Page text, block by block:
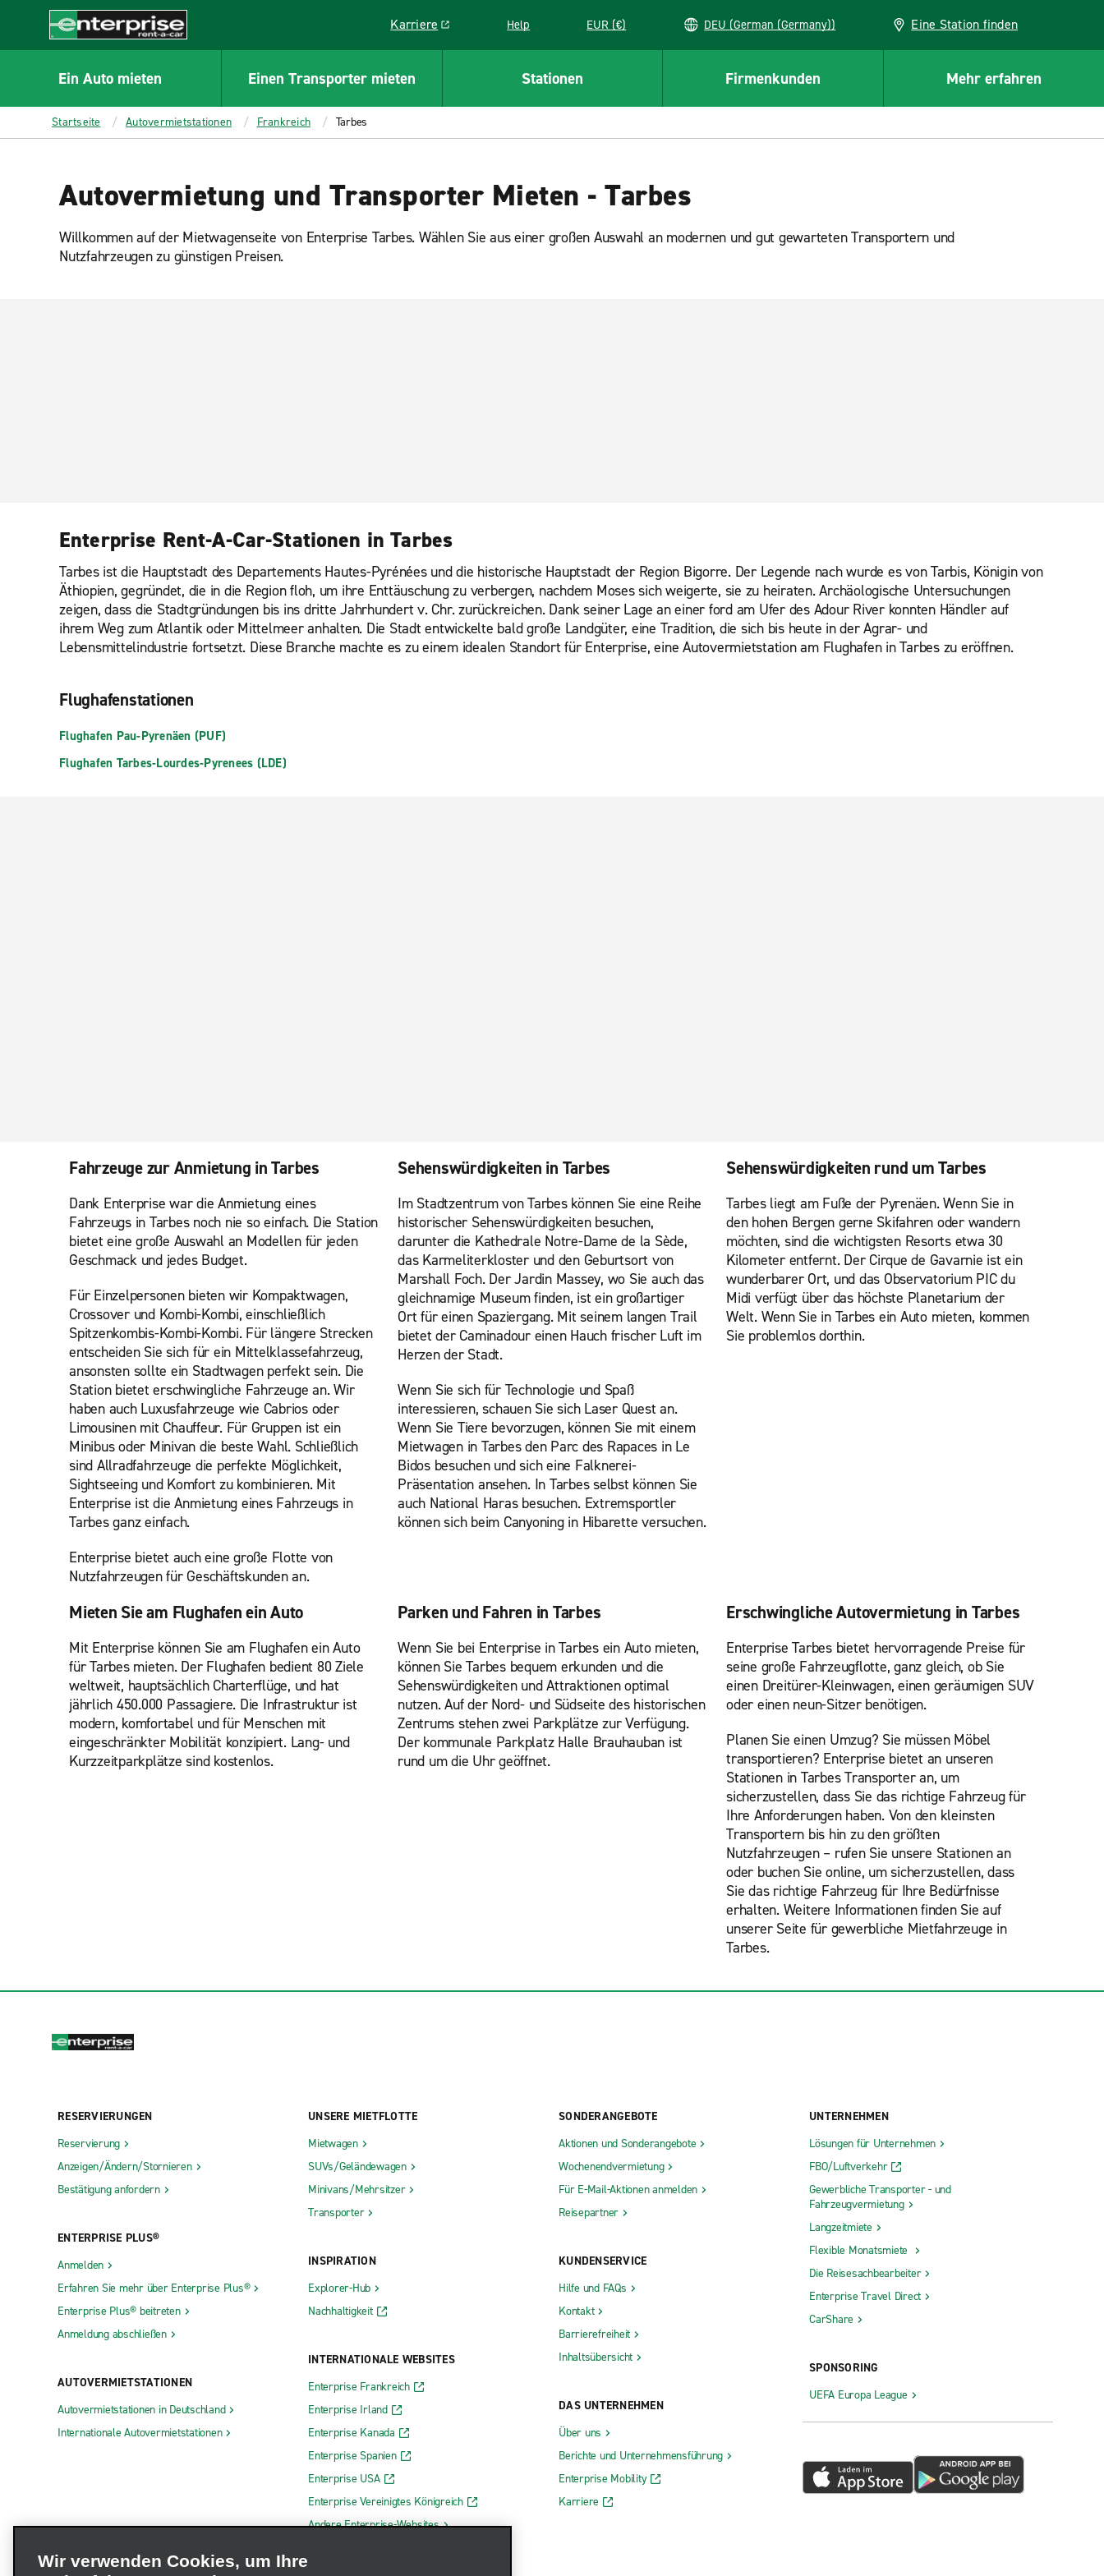
CONTENT
Enterprise
Karriere
Link opens in a new window
Help EUR (€) DEU (German (Germany)) Eine Station finden
Ein Auto mieten Einen Transporter mieten Stationen Firmenkunden Mehr erfahren
Startseite Autovermietstationen Frankreich Tarbes
Autovermietung und Transporter Mieten - Tarbes
Willkommen auf der Mietwagenseite von Enterprise Tarbes. Wählen Sie aus einer großen Auswahl an modernen und gut gewarteten Transportern und
Nutzfahrzeugen zu günstigen Preisen.
Enterprise Rent-A-Car-Stationen in Tarbes
Tarbes ist die Hauptstadt des Departements Hautes-Pyrénées und die historische Hauptstadt der Region Bigorre. Der Legende nach wurde es von Tarbis, Königin von
Äthiopien, gegründet, die in die Region floh, um ihre Enttäuschung zu verbergen, nachdem Moses sich weigerte, sie zu heiraten. Archäologische Untersuchungen
zeigen, dass die Stadtgründungen bis ins dritte Jahrhundert v. Chr. zurückreichen. Dank seiner Lage an einer ford am Ufer des Adour River konnten Händler auf
ihrem Weg zum Atlantik oder Mittelmeer anhalten. Die Stadt entwickelte bald große Landgüter, eine Tradition, die sich bis heute in der Agrar- und
Lebensmittelindustrie fortsetzt. Diese Branche machte es zu einem idealen Standort für Enterprise, eine Autovermietstation am Flughafen in Tarbes zu eröffnen.
Flughafenstationen
Flughafen Pau-Pyrenäen (PUF)
Flughafen Tarbes-Lourdes-Pyrenees (LDE)
Fahrzeuge zur Anmietung in Tarbes
Dank Enterprise war die Anmietung eines
Fahrzeugs in Tarbes noch nie so einfach. Die Station
bietet eine große Auswahl an Modellen für jeden
Geschmack und jedes Budget.
Für Einzelpersonen bieten wir Kompaktwagen,
Crossover und Kombi-Kombi, einschließlich
Spitzenkombis-Kombi-Kombi. Für längere Strecken
entscheiden Sie sich für ein Mittelklassefahrzeug,
ansonsten sollte ein Stadtwagen perfekt sein. Die
Station bietet erschwingliche Fahrzeuge an. Wir
haben auch Luxusfahrzeuge wie Cabrios oder
Limousinen mit Chauffeur. Für Gruppen ist ein
Minibus oder Minivan die beste Wahl. Schließlich
sind Allradfahrzeuge die perfekte Möglichkeit,
Sightseeing und Komfort zu kombinieren. Mit
Enterprise ist die Anmietung eines Fahrzeugs in
Tarbes ganz einfach.
Enterprise bietet auch eine große Flotte von
Nutzfahrzeugen für Geschäftskunden an.
Sehenswürdigkeiten in Tarbes
Im Stadtzentrum von Tarbes können Sie eine Reihe
historischer Sehenswürdigkeiten besuchen,
darunter die Kathedrale Notre-Dame de la Sède,
das Karmeliterkloster und den Geburtsort von
Marshall Foch. Der Jardin Massey, wo Sie auch das
gleichnamige Museum finden, ist ein großartiger
Ort für einen Spaziergang. Mit seinem langen Trail
bietet der Caminadour einen Hauch frischer Luft im
Herzen der Stadt.
Wenn Sie sich für Technologie und Spaß
interessieren, schauen Sie sich Laser Quest an.
Wenn Sie Tiere bevorzugen, können Sie mit einem
Mietwagen in Tarbes den Parc des Rapaces in Le
Bidos besuchen und sich eine Falknerei-
Präsentation ansehen. In Tarbes selbst können Sie
auch National Haras besuchen. Extremsportler
können sich beim Canyoning in Hibarette versuchen.
Sehenswürdigkeiten rund um Tarbes
Tarbes liegt am Fuße der Pyrenäen. Wenn Sie in
den hohen Bergen gerne Skifahren oder wandern
möchten, sind die wichtigsten Resorts etwa 30
Kilometer entfernt. Der Cirque de Gavarnie ist ein
wunderbarer Ort, und das Observatorium PIC du
Midi verfügt über das höchste Planetarium der
Welt. Wenn Sie in Tarbes ein Auto mieten, kommen
Sie problemlos dorthin.
Mieten Sie am Flughafen ein Auto
Mit Enterprise können Sie am Flughafen ein Auto
für Tarbes mieten. Der Flughafen bedient 80 Ziele
weltweit, hauptsächlich Charterflüge, und hat
jährlich 450.000 Passagiere. Die Infrastruktur ist
modern, komfortabel und für Menschen mit
eingeschränkter Mobilität konzipiert. Lang- und
Kurzzeitparkplätze sind kostenlos.
Parken und Fahren in Tarbes
Wenn Sie bei Enterprise in Tarbes ein Auto mieten,
können Sie Tarbes bequem erkunden und die
Sehenswürdigkeiten und Attraktionen optimal
nutzen. Auf der Nord- und Südseite des historischen
Zentrums stehen zwei Parkplätze zur Verfügung.
Der kommunale Parkplatz Halle Brauhauban ist
rund um die Uhr geöffnet.
Erschwingliche Autovermietung in Tarbes
Enterprise Tarbes bietet hervorragende Preise für
seine große Fahrzeugflotte, ganz gleich, ob Sie
einen Dreitürer-Kleinwagen, einen geräumigen SUV
oder einen neun-Sitzer benötigen.
Planen Sie einen Umzug? Sie müssen Möbel
transportieren? Enterprise bietet an unseren
Stationen in Tarbes Transporter an, um
sicherzustellen, dass Sie das richtige Fahrzeug für
Ihre Anforderungen haben. Von den kleinsten
Transportern bis hin zu den größten
Nutzfahrzeugen – rufen Sie unsere Stationen an
oder buchen Sie online, um sicherzustellen, dass
Sie das richtige Fahrzeug für Ihre Bedürfnisse
erhalten. Weitere Informationen finden Sie auf
unserer Seite für gewerbliche Mietfahrzeuge in
Tarbes.
RESERVIERUNGEN
Reservierung
Anzeigen/Ändern/Stornieren
Bestätigung anfordern
ENTERPRISE PLUS®
Anmelden
Erfahren Sie mehr über Enterprise Plus®
Enterprise Plus® beitreten
Anmeldung abschließen
AUTOVERMIETSTATIONEN
Autovermietstationen in Deutschland
Internationale Autovermietstationen
UNSERE MIETFLOTTE
Mietwagen
SUVs/Geländewagen
Minivans/Mehrsitzer
Transporter
INSPIRATION
Explorer-Hub
Nachhaltigkeit
INTERNATIONALE WEBSITES
Enterprise Frankreich
Enterprise Irland
Enterprise Kanada
Enterprise Spanien
Enterprise USA
Enterprise Vereinigtes Königreich
Andere Enterprise-Websites
SONDERANGEBOTE
Aktionen und Sonderangebote
Wochenendvermietung
Für E-Mail-Aktionen anmelden
Reisepartner
KUNDENSERVICE
Hilfe und FAQs
Kontakt
Barrierefreiheit
Inhaltsübersicht
DAS UNTERNEHMEN
Über uns
Berichte und Unternehmensführung
Enterprise Mobility
Karriere
UNTERNEHMEN
Lösungen für Unternehmen
FBO/Luftverkehr
Gewerbliche Transporter - und
Fahrzeugvermietung
Langzeitmiete
Flexible Monatsmiete
Die Reisesachbearbeiter
Enterprise Travel Direct
CarShare
SPONSORING
UEFA Europa League
Wir verwenden Cookies, um Ihre